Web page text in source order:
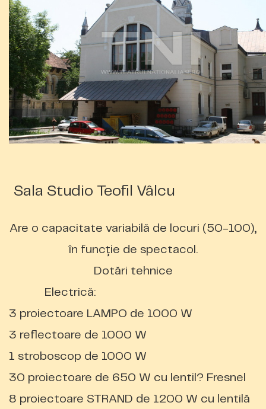
Sala Studio Teofil Vâlcu
Are o capacitate variabilă de locuri (50-100),
în funcţie de spectacol.
Dotări tehnice
Electrică:
3 proiectoare LAMPO de 1000 W
3 reflectoare de 1000 W
1 stroboscop de 1000 W
30 proiectoare de 650 W cu lentil? Fresnel
8 proiectoare STRAND de 1200 W cu lentilă